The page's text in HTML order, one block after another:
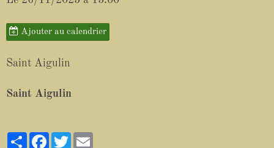
Ajouter au calendrier
Saint Aigulin
Saint Aigulin
PartagerFacebook
Twitter